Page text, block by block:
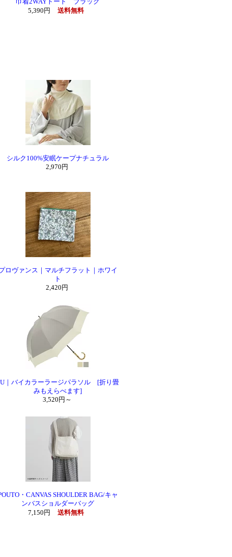
巾着2WAYトート ブラック
5,390円
送料無料
シルク100%安眠ケープナチュラル
2,970円
ロヴァンス｜マルチフラット｜ホワイ
ト
2,420円
｜バイカラーラージパラソル [折り畳
みもえらべます]
3,520円～
・CANVAS SHOULDER BAG/キャ
ンバスショルダーバッグ
7,150円
送料無料